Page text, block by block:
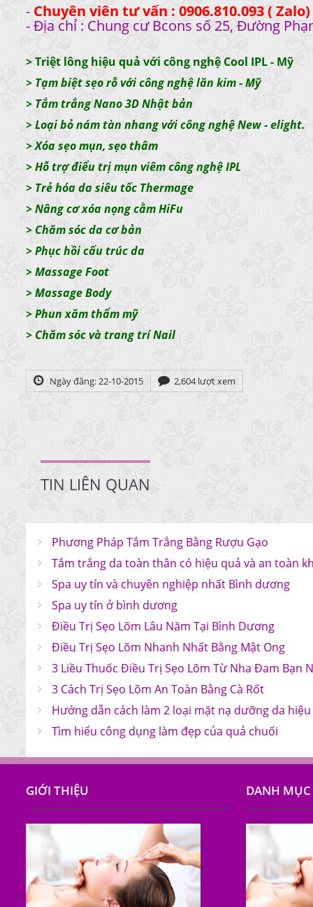
- Chuyên viên tư vấn : 0906.810.093 ( Zalo)
- Địa chỉ : Chung cư Bcons số 25, Đường
>Triệt lông hiệu quả với công nghệ Cool IPL - Mỹ
> Tạm biệt sẹo rỗ với công nghệ lăn kim - Mỹ
> Tắm trắng Nano 3D Nhật bản
>Loại bỏ nám tàn nhang với công nghệ New - elight.
>Xóa sẹo mụn, sẹo thâm
>Hỗ trợ điểu trị mụn viêm công nghệ IPL
> Trẻ hóa da siêu tốc Thermage
>Nâng cơ xóa nọng cằm HiFu
> Chăm sóc da cơ bản
>Phục hồi cấu trúc da
>Massage Foot
>Massage Body
>Phun xăm thẩm mỹ
> Chăm sóc và trang trí Nail
Ngày đăng: 22-10-2015 2,604 lượt xem
TIN LIÊN QUAN
Phương Pháp Tắm Trắng Bằng Rượu Gạo
Tắm trắng da toàn thân có hiệu quả và an toàn
Spa uy tín và chuyên nghiệp nhất Bình dương
Spa uy tín ở bình dương
Điều Trị Sẹo Lõm Lâu Năm Tại Bình Dương
Điều Trị Sẹo Lõm Nhanh Nhất Bằng Mật Ong
3 Liều Thuốc Điều Trị Sẹo Lõm Từ Nha Đam Bạn
3 Cách Trị Sẹo Lõm An Toàn Bằng Cà Rốt
Hướng dẫn cách làm 2 loại mặt nạ dưỡng da
Tìm hiểu công dụng làm đẹp của quả chuối
GIỚI THIỆU DANH